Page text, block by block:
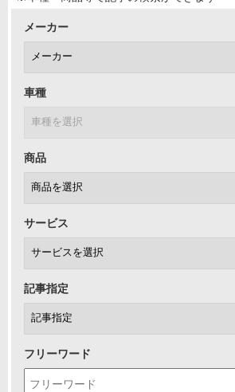
メーカー
車種
商品
サービス
記事指定
フリーワード